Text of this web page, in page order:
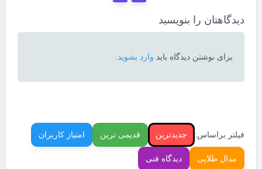
دیدگاهتان را بنویسید
برای نوشتن دیدگاه باید وارد بشوید
فیلتر براساس: جدیدترین قدیمی ترین امتیاز کاربران
مدال طلایی دیدگاه فنی